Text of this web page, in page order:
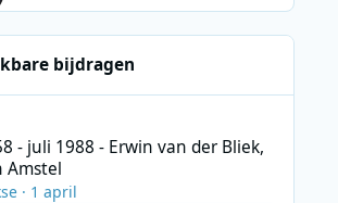
bijdragen
- juli 1988 - Erwin van der Bliek,
Amstel
· 1 april